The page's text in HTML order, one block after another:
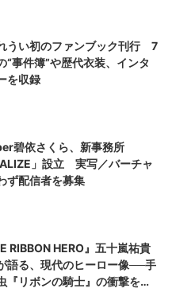
うい初のファンブック刊行 7
“事件簿”や歴代衣装、インタ
を収録
碧依さくら、新事務所
」設立 実写／バーチャ
ず配信者を募集
RIBBON HERO』五十嵐祐貴
語る、現代のヒーロー像──手
『リボンの騎士』の衝撃を再